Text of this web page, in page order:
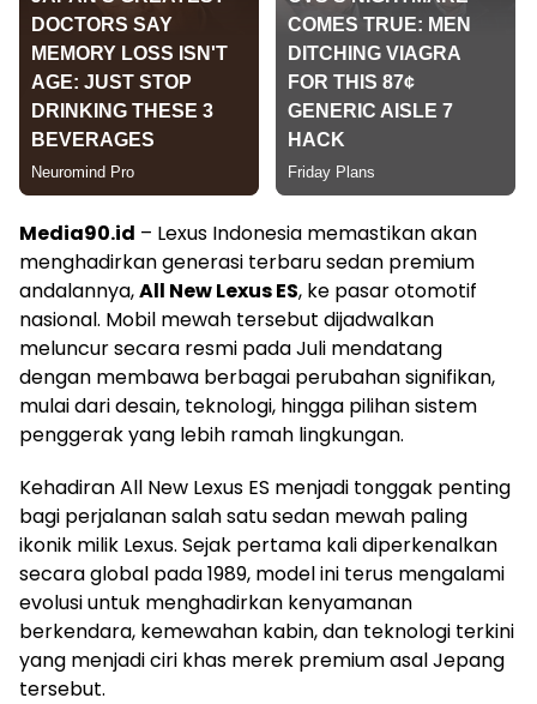
Media90.id – Lexus Indonesia memastikan akan
menghadirkan generasi terbaru sedan premium
andalannya,All New Lexus ES, ke pasar otomotif
nasional. Mobil mewah tersebut dijadwalkan
meluncur secara resmi pada Juli mendatang
dengan membawa berbagai perubahan signifikan,
mulai dari desain, teknologi, hingga pilihan sistem
penggerak yang lebih ramah lingkungan.
Kehadiran All New Lexus ES menjadi tonggak penting
bagi perjalanan salah satu sedan mewah paling
ikonik milik Lexus. Sejak pertama kali diperkenalkan
secara global pada 1989, model ini terus mengalami
evolusi untuk menghadirkan kenyamanan
berkendara, kemewahan kabin, dan teknologi terkini
yang menjadi ciri khas merek premium asal Jepang
tersebut.